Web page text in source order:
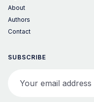
About
Authors
Contact
SUBSCRIBE